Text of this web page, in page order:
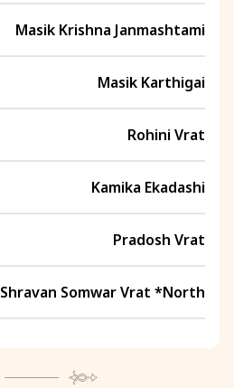
Masik Krishna Janmashtami
Masik Karthigai
Rohini Vrat
Kamika Ekadashi
Pradosh Vrat
Shravan Somwar Vrat *North